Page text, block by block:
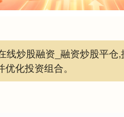
线炒股融资_融资炒股平
化投资组合。